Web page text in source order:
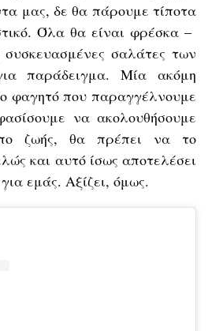
μας, δε θα πάρουμε τίποτα
Όλα θα είναι φρέσκα –
συσκευασμένες σαλάτες των
παράδειγμα. Μία ακόμη
φαγητό που παραγγέλνουμε
να ακολουθήσουμε
ζωής, θα πρέπει να το
και αυτό ίσως αποτελέσει
εμάς. Αξίζει, όμως.